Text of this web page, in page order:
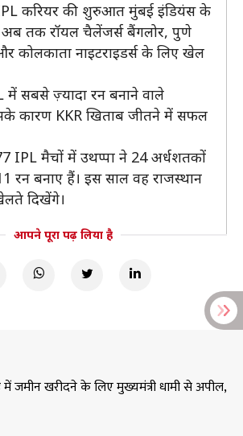
करियर की शुरुआत मुंबई इंडियंस के
तक रॉयल चैलेंजर्स बैंगलोर, पुणे
और कोलकाता नाइटराइडर्स के लिए खेल
सबसे ज़्यादा रन बनाने वाले
कारण KKR खिताब जीतने में सफल
मैचों में उथप्पा ने 24 अर्धशतकों
रन बनाए हैं। इस साल वह राजस्थान
दिखेंगे।
आपने पूरा पढ़ लिया है
जमीन खरीदने के लिए मुख्यमंत्री धामी से अपील,